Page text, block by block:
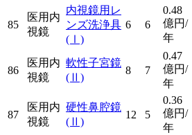
85
医用内
視鏡
内視鏡用レ
ンズ洗浄具
(Ⅰ)
6 6
0.48
億円/
年
86
医用内
視鏡
軟性子宮鏡
(Ⅱ)
8 7
0.47
億円/
年
87
医用内
視鏡
硬性鼻腔鏡
(Ⅱ)
12 5
0.36
億円/
年